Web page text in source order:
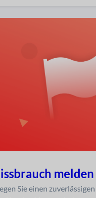
melden
Sie einen